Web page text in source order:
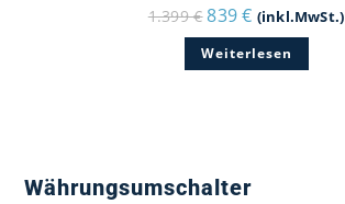
1.399€ Ursprünglicher
Preis
war:
1.399 €
839€Aktueller
Preis
ist:
839 €.
(inkl.MwSt.)
Weiterlesen
Währungsumschalter